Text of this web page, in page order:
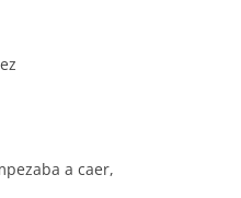
a caer,